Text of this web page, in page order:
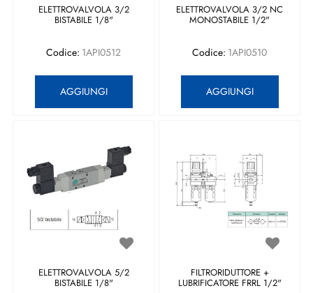
ELETTROVALVOLA 3/2
BISTABILE 1/8"
Codice: 1API0512
AGGIUNGI
ELETTROVALVOLA 3/2 NC
MONOSTABILE 1/2"
Codice: 1API0510
AGGIUNGI
ELETTROVALVOLA 5/2
BISTABILE 1/8"
FILTRORIDUTTORE +
LUBRIFICATORE FRRL 1/2"